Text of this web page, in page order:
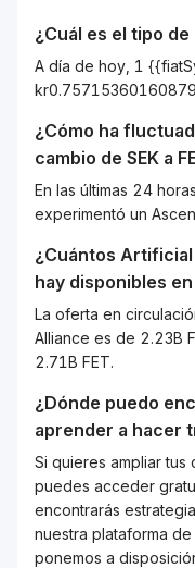
¿Cuál es el tipo
A día de hoy, 1
¿Cómo ha
cambio de SEK a
En las últimas 24
experimentó un
¿Cuántos Artificial
hay disponibles
La oferta en
Alliance es de 2.23B
2.71B FET.
¿Dónde puedo
aprender a hacer
Si quieres ampliar tus
puedes acceder
encontrarás
nuestra plataforma de
ponemos a